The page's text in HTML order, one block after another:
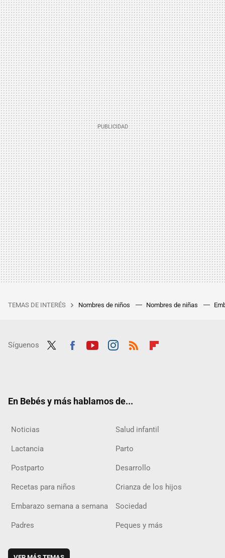
TEMAS DE INTERÉS Nombres de niños Nombres de niñas
Síguenos
En Bebés y más hablamos de...
Noticias Salud infantil
Lactancia Parto
Postparto Desarrollo
Recetas para niños Crianza de los hijos
Embarazo semana a semana Sociedad
Padres Peques y más